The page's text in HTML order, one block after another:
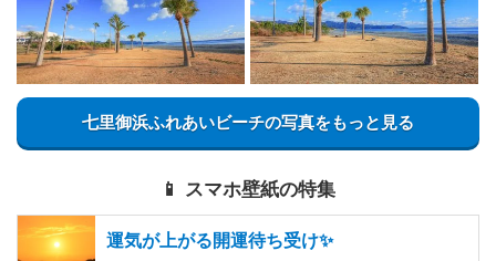
七里御浜ふれあいビーチの写真をもっと見る
📱 スマホ壁紙の特集
運気が上がる開運待ち受け✨